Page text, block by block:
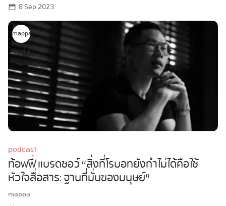
8 Sep 2023
mappa
media
podcast
ท้อฟฟี่ แบรดชอว์ “สิ่งที่โรบอทยังทำไม่ได้คือใช้
หัวใจสื่อสาร: ฐานที่มั่นของมนุษย์”
mappa